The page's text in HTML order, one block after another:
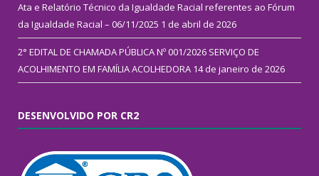
Ata e Relatório Técnico da Igualdade Racial referentes ao Fórum
da Igualdade Racial – 06/11/2025 1 de abril de 2026
2° EDITAL DE CHAMADA PÚBLICA Nº 001/2026 SERVIÇO DE
ACOLHIMENTO EM FAMÍLIA ACOLHEDORA 14 de janeiro de 2026
DESENVOLVIDO POR CR2